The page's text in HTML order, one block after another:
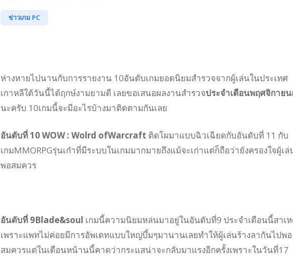
ข่าวเกม PC
ห่างหายไปนานกับการรายงาน 10อันดับเกมยอดนิยมสำรวจจากผู้เล่นในประเทศ
เกาหลีใต้วันนี้ได้ฤกษ์งามยามดี เลยขอเสนอผลงานสำรวจประจำเดือนพฤศจิกายน
นะครับ 10เกมนี้จะมีอะไรบ้างมาติดตามกันเลย
อันดับที่ 10 WOW : Wolrd ofWarcraft ติดโผมาแบบฉิวเฉียดกับอันดับที่ 11 กับ
เกมMMORPGรุ่นเก๋าที่มีระบบในเกมมากมายถึงแม้จะเก่าแต่ก็ถือว่ายังครองใจผู้เล่
พอสมควร
อันดับที่ 9Blade&soul เกมนี้ความนิยมหล่นมาอยู่ในอันดับที่9 ประจำเดือนนี้สาเ
เพราะแพทไม่ค่อยมีการอัพเดทแบบใหญ่บึ้มๆมานานเลยทำให้ผู้เล่นร้างลากันไปพอ
สมควรแต่ในเดือนหน้านนี้คาดว่ากระแสน่าจะกลับมาแรงอีกครั้งเพราะในวันที่17